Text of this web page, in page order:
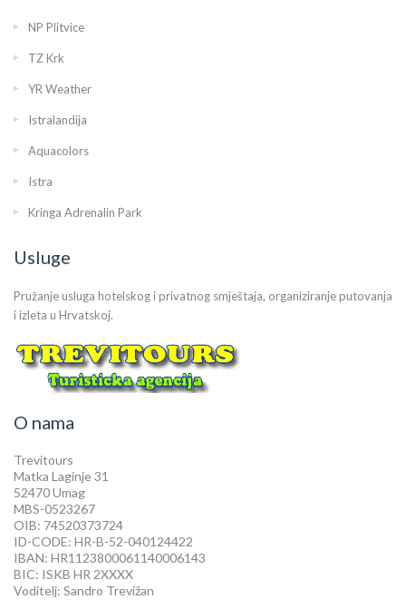
NP Plitvice
TZ Krk
YR Weather
Istralandija
Aquacolors
Istra
Kringa Adrenalin Park
Usluge
Pružanje usluga hotelskog i privatnog smještaja, organiziranje putovanja
i izleta u Hrvatskoj.
O nama
Trevitours
Matka Laginje 31
52470 Umag
MBS-0523267
OIB: 74520373724
ID-CODE: HR-B-52-040124422
IBAN: HR1123800061140006143
BIC: ISKB HR 2XXXX
Voditelj: Sandro Trevižan